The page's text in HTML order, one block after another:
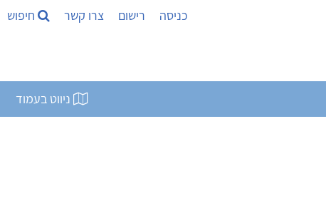
כניסה רישום צרו קשר חיפוש
ניווט בעמוד